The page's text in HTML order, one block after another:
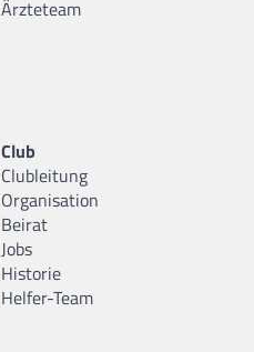
Ärzteteam
Club
Clubleitung
Organisation
Beirat
Jobs
Historie
Helfer-Team